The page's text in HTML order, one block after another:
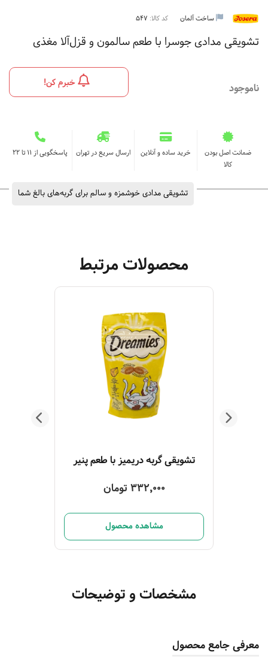
ساخت آلمان کد کالا:
تشویقی مدادی جوسرا با طعم سالمون و قزل‌آلا مغذی
ناموجود خبرم کن!
ضمانت اصل بودن
کالا
خرید ساده و آنلاین ارسال سریع در تهران پاسخگویی از ۱۱ تا ۲۲
تشویقی مدادی خوشمزه و سالم برای گربه‌های بالغ شما
محصولات مرتبط
تشویقی گربه دریمیز با طعم پنیر
332,000 تومان
مشاهده محصول
مشخصات و توضیحات
معرفی جامع محصول